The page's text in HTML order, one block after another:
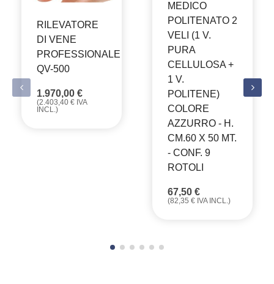
RILEVATORE
DI VENE
PROFESSIONALE
QV-500
1.970,00 €
(2.403,40 € IVA
INCL.)
MEDICO
POLITENATO 2
VELI (1 V.
PURA
CELLULOSA +
1 V.
POLITENE)
COLORE
AZZURRO - H.
CM.60 X 50 MT.
- CONF. 9
ROTOLI
67,50 €
(82,35 € IVA INCL.)